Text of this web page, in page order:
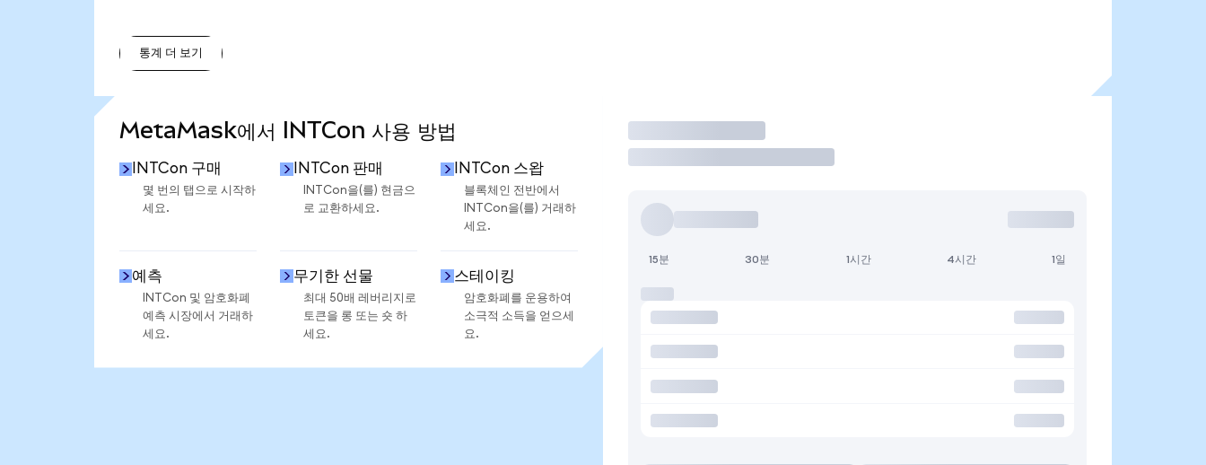
통계 더 보기
MetaMask에서 INTCon 사용 방법
INTCon 구매
몇 번의 탭으로 시작하
세요.
INTCon 판매
INTCon을(를) 현금으
로 교환하세요.
INTCon 스왑
블록체인 전반에서
INTCon을(를) 거래하
세요.
예측
INTCon 및 암호화폐
예측 시장에서 거래하
세요.
무기한 선물
최대 50배 레버리지로
토큰을 롱 또는 숏 하
세요.
스테이킹
암호화폐를 운용하여
소극적 소득을 얻으세
요.
거래
15분 30분 1시간 4시간 1일